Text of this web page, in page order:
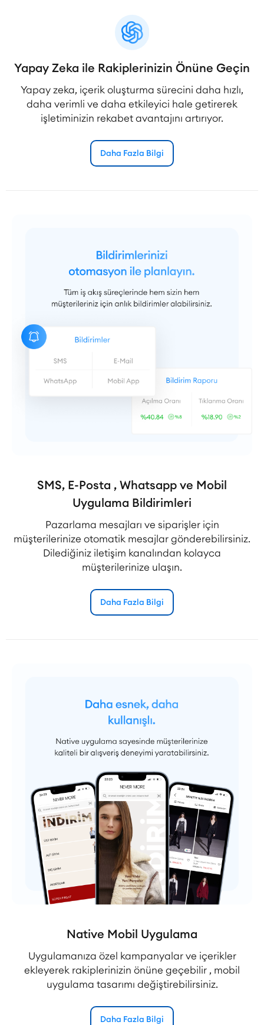
Yapay Zeka ile Rakiplerinizin Önüne Geçin
Yapay zeka, içerik oluşturma sürecini daha hızlı,
daha verimli ve daha etkileyici hale getirerek
işletiminizin rekabet avantajını artırıyor.
Daha Fazla Bilgi
SMS, E-Posta , Whatsapp ve Mobil
Uygulama Bildirimleri
Pazarlama mesajları ve siparişler için
müşterilerinize otomatik mesajlar gönderebilirsiniz.
Dilediğiniz iletişim kanalından kolayca
müşterilerinize ulaşın.
Daha Fazla Bilgi
Native Mobil Uygulama
Uygulamanıza özel kampanyalar ve içerikler
ekleyerek rakiplerinizin önüne geçebilir , mobil
uygulama tasarımı değiştirebilirsiniz.
Daha Fazla Bilgi